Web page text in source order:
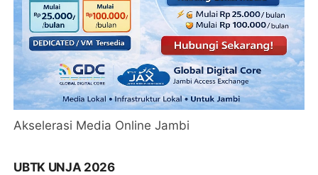
Akselerasi Media Online Jambi
UBTK UNJA 2026